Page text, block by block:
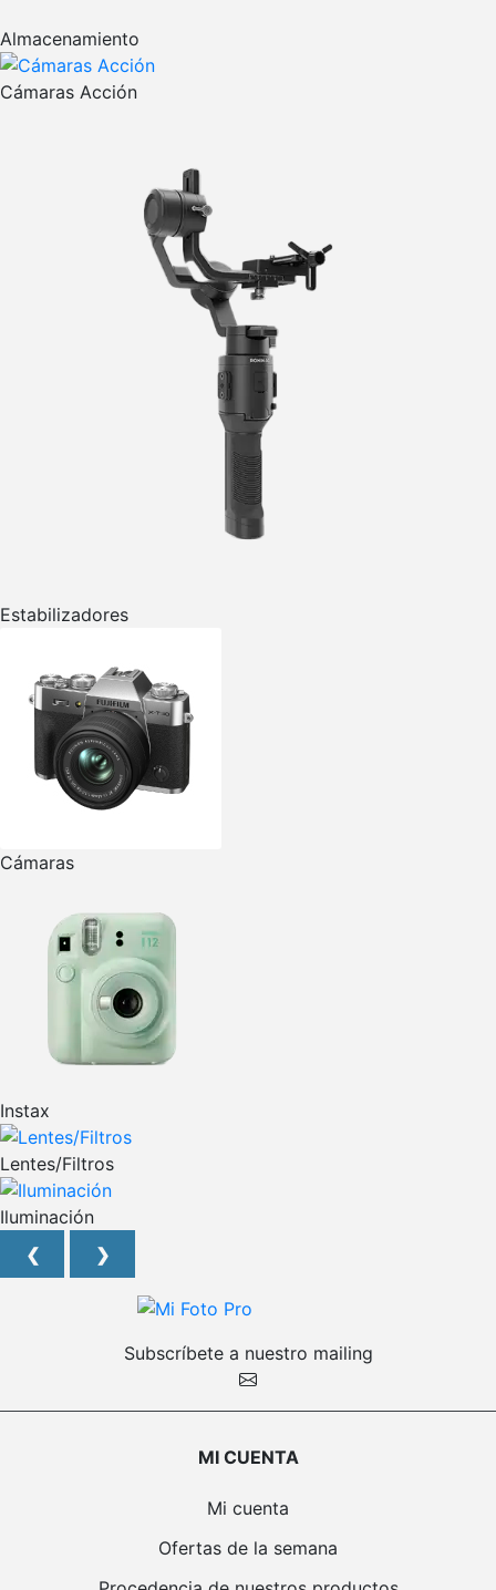
Almacenamiento
Cámaras Acción
Estabilizadores
Cámaras
Instax
Lentes/Filtros
Iluminación
❮
❯
Subscríbete a nuestro mailing
MI CUENTA
Mi cuenta
Ofertas de la semana